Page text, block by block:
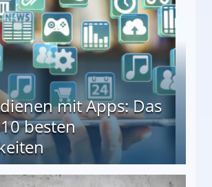
mit Apps: Das
besten